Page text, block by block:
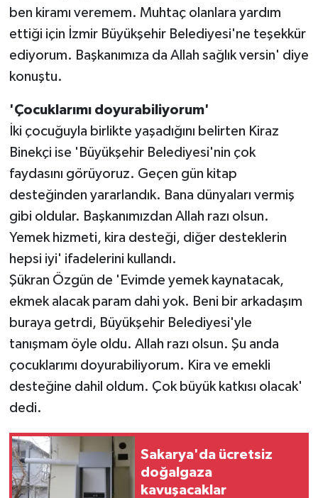
ben kiramı veremem. Muhtaç olanlara yardım
ettiği için İzmir Büyükşehir Belediyesi'ne teşekkür
ediyorum. Başkanımıza da Allah sağlık versin' diye
konuştu.
'Çocuklarımı doyurabiliyorum'
İki çocuğuyla birlikte yaşadığını belirten Kiraz
Binekçi ise 'Büyükşehir Belediyesi'nin çok
faydasını görüyoruz. Geçen gün kitap
desteğinden yararlandık. Bana dünyaları vermiş
gibi oldular. Başkanımızdan Allah razı olsun.
Yemek hizmeti, kira desteği, diğer desteklerin
hepsi iyi' ifadelerini kullandı.
Şükran Özgün de 'Evimde yemek kaynatacak,
ekmek alacak param dahi yok. Beni bir arkadaşım
buraya getrdi, Büyükşehir Belediyesi'yle
tanışmam öyle oldu. Allah razı olsun. Şu anda
çocuklarımı doyurabiliyorum. Kira ve emekli
desteğine dahil oldum. Çok büyük katkısı olacak'
dedi.
Sakarya'da ücretsiz
doğalgaza
kavuşacaklar